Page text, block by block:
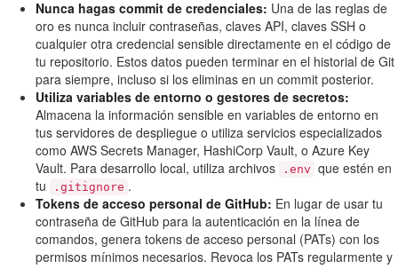
Nunca hagas commit de credenciales: Una de las reglas de
oro es nunca incluir contraseñas, claves API, claves SSH o
cualquier otra credencial sensible directamente en el código de
tu repositorio. Estos datos pueden terminar en el historial de Git
para siempre, incluso si los eliminas en un commit posterior.
Utiliza variables de entorno o gestores de secretos:
Almacena la información sensible en variables de entorno en
tus servidores de despliegue o utiliza servicios especializados
como AWS Secrets Manager, HashiCorp Vault, o Azure Key
Vault. Para desarrollo local, utiliza archivos
.env que estén en
tu
.gitignore .
Tokens de acceso personal de GitHub: En lugar de usar tu
contraseña de GitHub para la autenticación en la línea de
comandos, genera tokens de acceso personal (PATs) con los
permisos mínimos necesarios. Revoca los PATs regularmente y